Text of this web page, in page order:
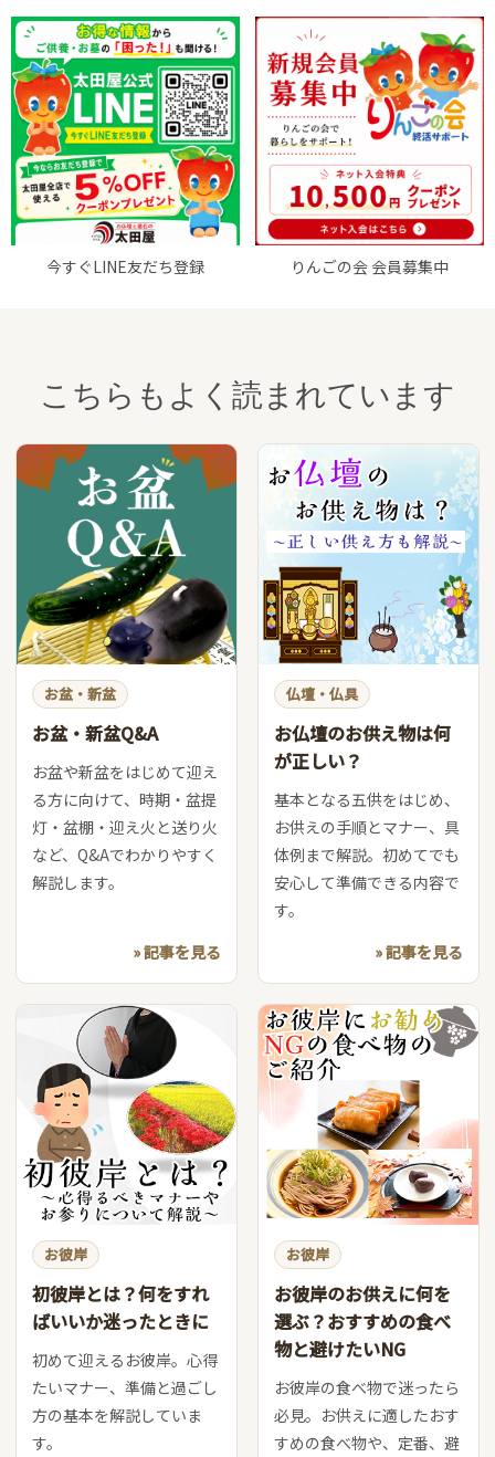
今すぐLINE友だち登録 りんごの会 会員募集中
こちらもよく読まれています
お盆・新盆
お盆・新盆Q&A
お盆や新盆をはじめて迎え
る方に向けて、時期・盆提
灯・盆棚・迎え火と送り火
など、Q&Aでわかりやすく
解説します。
» 記事を見る
仏壇・仏具
お仏壇のお供え物は何
が正しい？
基本となる五供をはじめ、
お供えの手順とマナー、具
体例まで解説。初めてでも
安心して準備できる内容で
す。
» 記事を見る
お彼岸
初彼岸とは？何をすれ
ばいいか迷ったときに
初めて迎えるお彼岸。心得
たいマナー、準備と過ごし
方の基本を解説していま
す。
お彼岸
お彼岸のお供えに何を
選ぶ？おすすめの食べ
物と避けたいNG
お彼岸の食べ物で迷ったら
必見。お供えに適したおす
すめの食べ物や、定番、避